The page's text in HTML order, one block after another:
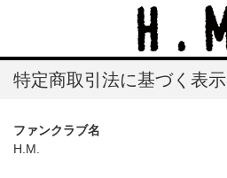
特定商取引法に基づく表示
ファンクラブ名
H.M.